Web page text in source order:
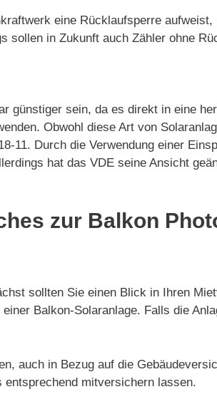
eine Rücklaufsperre
sollen in Zukunft auch Zähler ohne
günstiger sein, da es direkt in eine
Obwohl diese Art von
11. Durch die Verwendung einer
hat das VDE seine Ansicht
zur Balkon
sollten Sie einen Blick in Ihren
Balkon-Solaranlage. Falls die
auch in Bezug auf die
mitversichern lassen.